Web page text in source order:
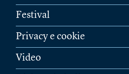
Festival
Privacy e cookie
Video